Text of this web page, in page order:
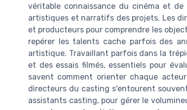
véritable connaissance du cinéma et
artistiques et narratifs des projets. Les
et producteurs pour comprendre les
repérer les talents cache parfois des
artistique. Travaillant parfois dans la
et des essais filmés, essentiels pour
savent comment orienter chaque
directeurs du casting s'entourent
assistants casting, pour gérer le